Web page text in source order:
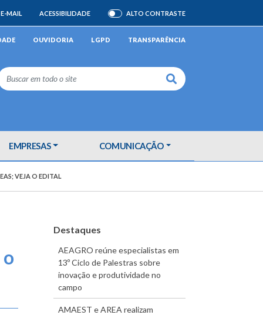
E-MAIL ACESSIBILIDADE ATIVAR/DESATIVAR
ALTO CONTRASTE
OUVIDORIA LGPD TRANSPARÊNCIA
Buscar
EMPRESAS COMUNICAÇÃO
VEJA O EDITAL
Destaques
AEAGRO reúne especialistas em
13º Ciclo de Palestras sobre
inovação e produtividade no
campo
AMAEST e AREA realizam